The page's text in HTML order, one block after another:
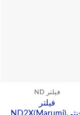
فیلتر ND
فیلتر